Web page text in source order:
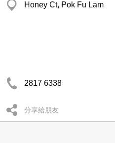
Honey Ct, Pok Fu Lam
2817 6338
分享給朋友